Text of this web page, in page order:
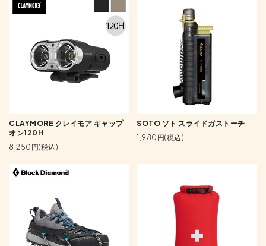
CLAYMORE クレイモア キャップ
オン120H
8,250円(税込)
SOTO ソト スライドガストーチ
1,980円(税込)